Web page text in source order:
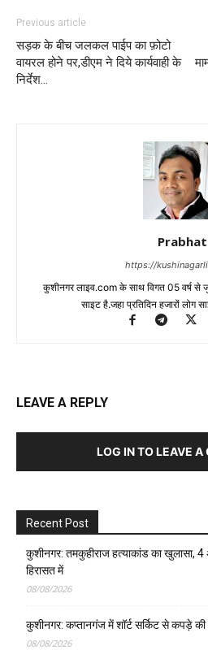
Previous article
सड़क के बीच जलकल पाईप का फ़ोटो
वायरल होने पर,डीएम ने दिये कार्यवाही के
निर्देश…
Prabhat
https://
कुशीनगर लाइव.com के साथ विगत 05 वर्ष से
साइट है.जहा प्रतिदिन हजारों लोग
LEAVE A REPLY
LOG IN TO LEAVE
Recent Post
कुशीनगर: तमकुहीराज हत्याकांड का खुलासा, 4
हिरासत में
08/08/2026
कुशीनगर: कप्तानगंज में शॉर्ट सर्किट से कपड़े
08/08/2026